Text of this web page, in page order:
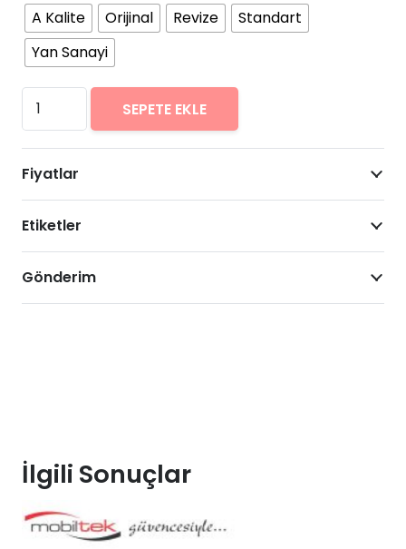
A Kalite
Orijinal Revize
Standart
Yan Sanayi
General
Mobile
GM
20
Arıza
Onarımı
Fiyatları
adet
SEPETE EKLE
Fiyatlar
Etiketler
Gönderim
İlgili Sonuçlar